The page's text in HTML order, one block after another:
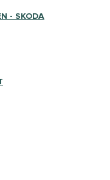
- SKODA